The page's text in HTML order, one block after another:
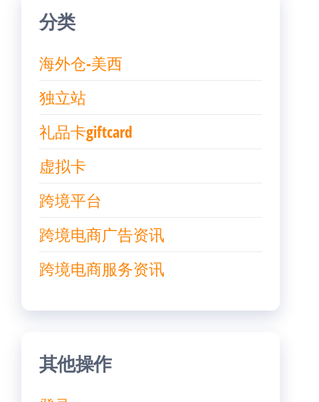
分类
海外仓-美西
独立站
礼品卡giftcard
虚拟卡
跨境平台
跨境电商广告资讯
跨境电商服务资讯
其他操作